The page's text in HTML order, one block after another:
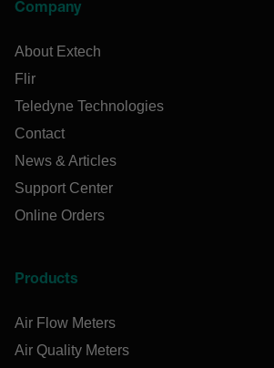
Company
About Extech
Flir
Teledyne Technologies
Contact
News & Articles
Support Center
Online Orders
Products
Air Flow Meters
Air Quality Meters